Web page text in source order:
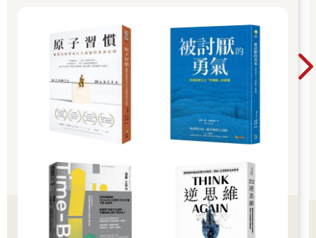
結果出乎意料地有效。我明顯感受到完成任務的速度加快了，同
到自己過去是多麼容易被其他瑣事分心。
這種「單一任務處理」不只適用於工作，在生活中同樣奏效。
做晚餐的時候就專心做晚餐，陪家人聊天的時候就專心聊天，看
電視的時候就專心看電視。
於是，在一天結束時，我驚喜地發現腦袋不再那麼疲憊，反而有
天」的滿足。
對於像我這樣容易想太多、頭腦一下子就打結的人來說，「單一
任務處理」似乎正好是一帖良方。
一天只列三項任務